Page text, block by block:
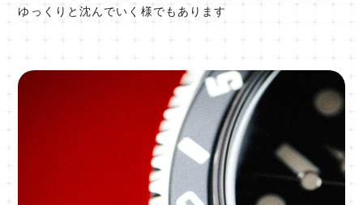
ゆっくりと沈んでいく様でもあります